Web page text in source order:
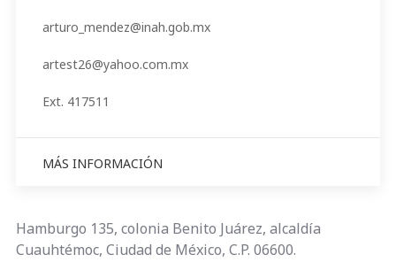
arturo_mendez@inah.gob.mx
artest26@yahoo.com.mx
Ext. 417511
MÁS INFORMACIÓN
Hamburgo 135, colonia Benito Juárez, alcaldía
Cuauhtémoc, Ciudad de México, C.P. 06600.